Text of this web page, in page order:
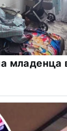
младенца